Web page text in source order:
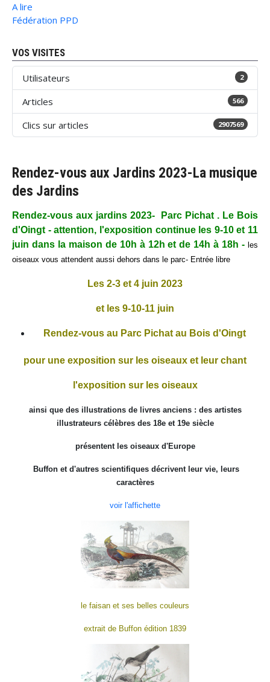
A lire
Fédération PPD
VOS VISITES
Utilisateurs 2
Articles 566
Clics sur articles 2907569
Rendez-vous aux Jardins 2023-La musique
des Jardins
Rendez-vous aux jardins 2023- Parc Pichat . Le Bois
d'Oingt - attention, l'exposition continue les 9-10 et 11
juin dans la maison de 10h à 12h et de 14h à 18h - les
oiseaux vous attendent aussi dehors dans le parc- Entrée libre
Les 2-3 et 4 juin 2023
et les 9-10-11 juin
Rendez-vous au Parc Pichat au Bois d'Oingt
pour une exposition sur les oiseaux et leur chant
l'exposition sur les oiseaux
ainsi que des illustrations de livres anciens : des artistes
illustrateurs célèbres des 18e et 19e siècle
présentent les oiseaux d'Europe
Buffon et d'autres scientifiques décrivent leur vie, leurs
caractères
voir l'affichette
le faisan et ses belles couleurs
extrait de Buffon édition 1839